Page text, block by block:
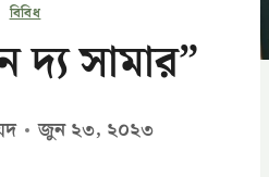
বিবিধ
দ্য সামার”
জুন ২৩, ২০২৩